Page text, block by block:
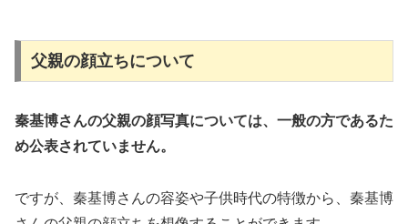
父親の顔立ちについて
秦基博さんの父親の顔写真については、一般の方であるた
め公表されていません。
ですが、秦基博さんの容姿や子供時代の特徴から、秦基博